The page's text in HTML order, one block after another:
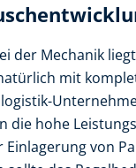
der Mechanik
mit
die hohe
von